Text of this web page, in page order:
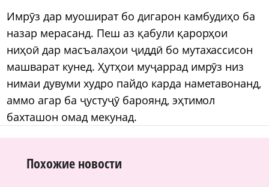
Имрӯз дар муошират бо дигарон камбудиҳо ба
назар мерасанд. Пеш аз қабули қарорҳои
ниҳоӣ дар масъалаҳои ҷиддӣ бо мутахассисон
машварат кунед. Ҳутҳои муҷаррад имрӯз низ
нимаи дувуми худро пайдо карда наметавонанд,
аммо агар ба ҷустуҷӯ бароянд, эҳтимол
бахташон омад мекунад.
Похожие новости